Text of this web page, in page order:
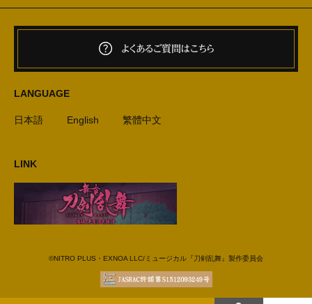
よくあるご質問はこちら
LANGUAGE
日本語 English 繁體中文
LINK
©NITRO PLUS・EXNOA LLC/ミュージカル『刀剣乱舞』製作委員会